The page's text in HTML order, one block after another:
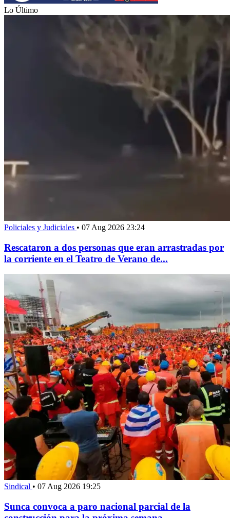
Lo Último
Policiales y Judiciales • 07 Aug 2026 23:24
Rescataron a dos personas que eran arrastradas por
la corriente en el Teatro de Verano de...
Sindical • 07 Aug 2026 19:25
Sunca convoca a paro nacional parcial de la